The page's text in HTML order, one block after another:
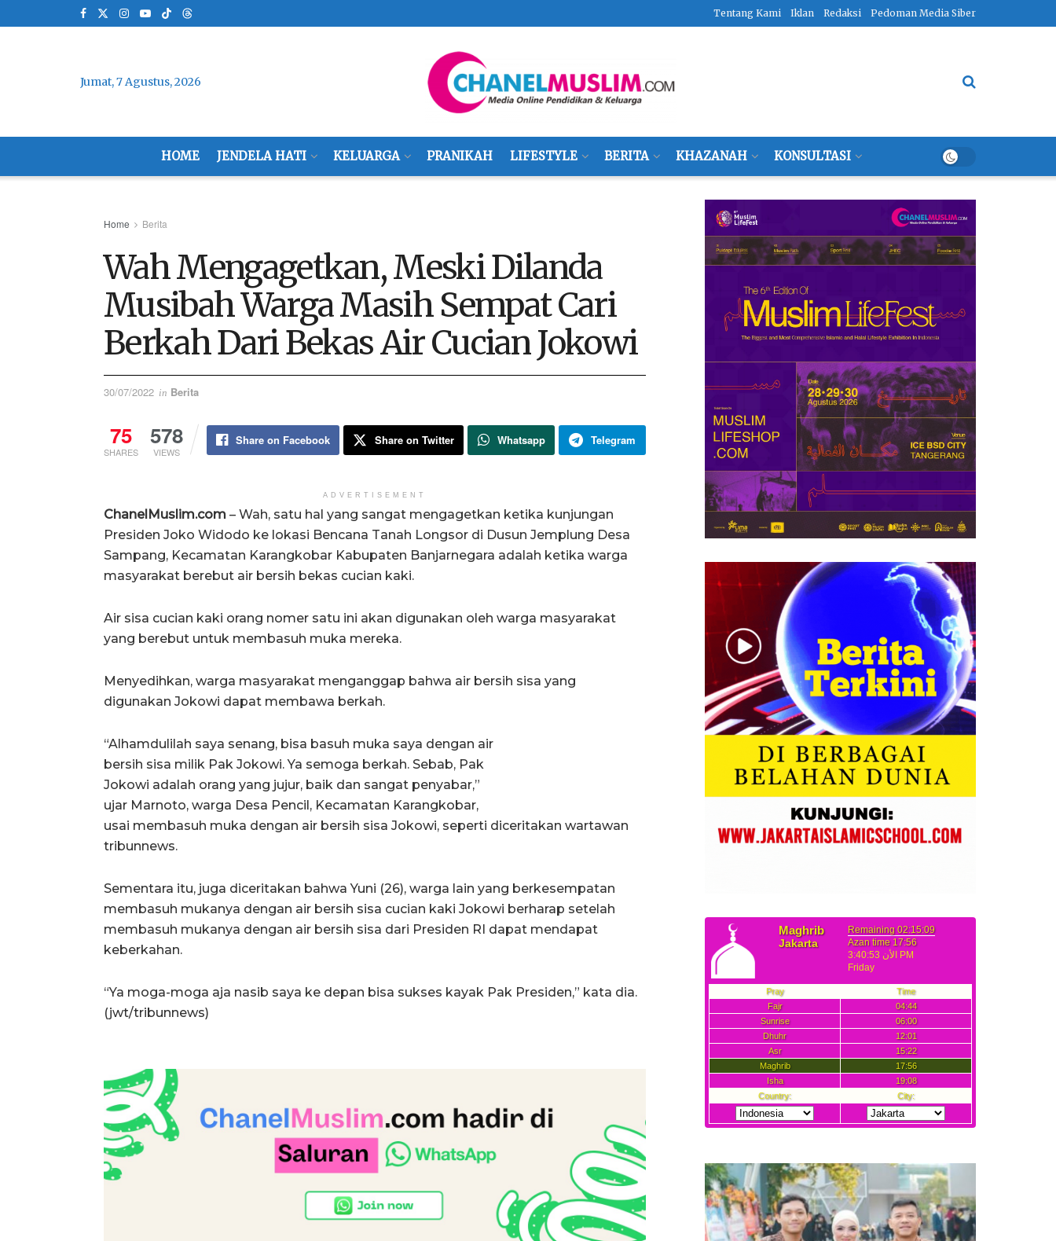
Tentang Kami Iklan Redaksi Pedoman Media Siber
Jumat, 7 Agustus, 2026
HOME JENDELA HATI KELUARGA PRANIKAH LIFESTYLE BERITA KHAZANAH KONSULTASI
Home Berita
Wah Mengagetkan, Meski Dilanda
Musibah Warga Masih Sempat Cari
Berkah Dari Bekas Air Cucian Jokowi
30/07/2022 in Berita
75
SHARES
578
VIEWS
Share on Facebook Share on Twitter Whatsapp Telegram
ADVERTISEMENT
ChanelMuslim.com – Wah, satu hal yang sangat mengagetkan ketika kunjungan
Presiden Joko Widodo ke lokasi Bencana Tanah Longsor di Dusun Jemplung Desa
Sampang, Kecamatan Karangkobar Kabupaten Banjarnegara adalah ketika warga
masyarakat berebut air bersih bekas cucian kaki.
Air sisa cucian kaki orang nomer satu ini akan digunakan oleh warga masyarakat
yang berebut untuk membasuh muka mereka.
Menyedihkan, warga masyarakat menganggap bahwa air bersih sisa yang
digunakan Jokowi dapat membawa berkah.
“Alhamdulilah saya senang, bisa basuh muka saya dengan air
bersih sisa milik Pak Jokowi. Ya semoga berkah. Sebab, Pak
Jokowi adalah orang yang jujur, baik dan sangat penyabar,”
ujar Marnoto, warga Desa Pencil, Kecamatan Karangkobar,
usai membasuh muka dengan air bersih sisa Jokowi, seperti diceritakan wartawan
tribunnews.
Sementara itu, juga diceritakan bahwa Yuni (26), warga lain yang berkesempatan
membasuh mukanya dengan air bersih sisa cucian kaki Jokowi berharap setelah
membasuh mukanya dengan air bersih sisa dari Presiden RI dapat mendapat
keberkahan.
“Ya moga-moga aja nasib saya ke depan bisa sukses kayak Pak Presiden,” kata dia.
(jwt/tribunnews)